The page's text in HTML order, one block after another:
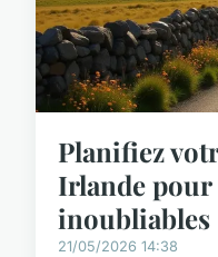
Planifiez
Irlande pour
inoubliables
21/05/2026 14:38